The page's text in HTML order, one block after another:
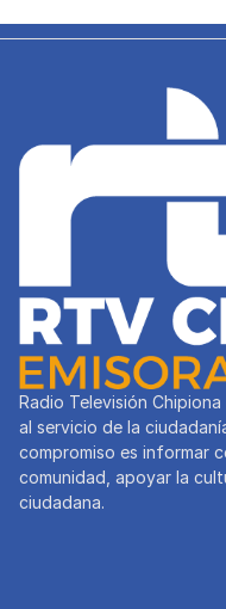
Radio Televisión
al servicio de la
compromiso es informar
comunidad, apoyar la
ciudadana.